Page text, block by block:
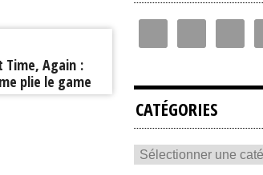
Time, Again :
plie le game
CATÉGORIES